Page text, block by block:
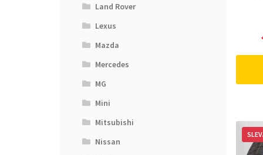
Land Rover
Lexus
Mazda
Mercedes
MG
Mini
Mitsubishi
Nissan